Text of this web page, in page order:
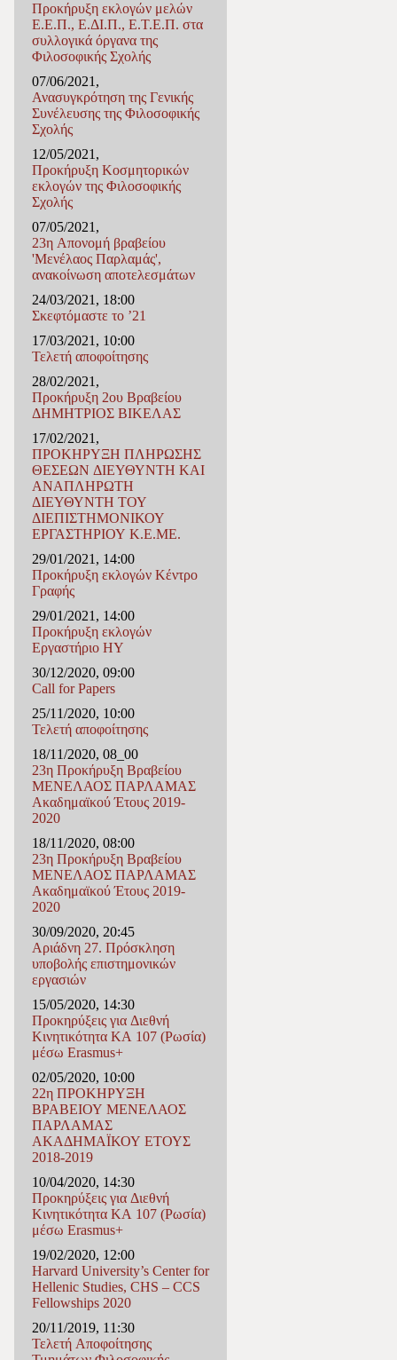
Προκήρυξη εκλογών μελών
Ε.Ε.Π., Ε.ΔΙ.Π., Ε.Τ.Ε.Π. στα
συλλογικά όργανα της
Φιλοσοφικής Σχολής
07/06/2021,
Ανασυγκρότηση της Γενικής
Συνέλευσης της Φιλοσοφικής
Σχολής
12/05/2021,
Προκήρυξη Κοσμητορικών
εκλογών της Φιλοσοφικής
Σχολής
07/05/2021,
23η Απονομή βραβείου
'Μενέλαος Παρλαμάς',
ανακοίνωση αποτελεσμάτων
24/03/2021, 18:00
Σκεφτόμαστε το ’21
17/03/2021, 10:00
Τελετή αποφοίτησης
28/02/2021,
Προκήρυξη 2ου Βραβείου
ΔΗΜΗΤΡΙΟΣ ΒΙΚΕΛΑΣ
17/02/2021,
ΠΡΟΚΗΡΥΞΗ ΠΛΗΡΩΣΗΣ
ΘΕΣΕΩΝ ΔΙΕΥΘΥΝΤΗ ΚΑΙ
ΑΝΑΠΛΗΡΩΤΗ
ΔΙΕΥΘΥΝΤΗ ΤΟΥ
ΔΙΕΠΙΣΤΗΜΟΝΙΚΟΥ
ΕΡΓΑΣΤΗΡΙΟΥ Κ.Ε.ΜΕ.
29/01/2021, 14:00
Προκήρυξη εκλογών Κέντρο
Γραφής
29/01/2021, 14:00
Προκήρυξη εκλογών
Εργαστήριο ΗΥ
30/12/2020, 09:00
Call for Papers
25/11/2020, 10:00
Τελετή αποφοίτησης
18/11/2020, 08_00
23η Προκήρυξη Βραβείου
ΜΕΝΕΛΑΟΣ ΠΑΡΛΑΜΑΣ
Ακαδημαϊκού Έτους 2019-
2020
18/11/2020, 08:00
23η Προκήρυξη Βραβείου
ΜΕΝΕΛΑΟΣ ΠΑΡΛΑΜΑΣ
Ακαδημαϊκού Έτους 2019-
2020
30/09/2020, 20:45
Αριάδνη 27. Πρόσκληση
υποβολής επιστημονικών
εργασιών
15/05/2020, 14:30
Προκηρύξεις για Διεθνή
Κινητικότητα ΚΑ 107 (Ρωσία)
μέσω Erasmus+
02/05/2020, 10:00
22η ΠΡΟΚΗΡΥΞΗ
ΒΡΑΒΕΙΟΥ ΜΕΝΕΛΑΟΣ
ΠΑΡΛΑΜΑΣ
ΑΚΑΔΗΜΑΪΚΟΥ ΕΤΟΥΣ
2018-2019
10/04/2020, 14:30
Προκηρύξεις για Διεθνή
Κινητικότητα ΚΑ 107 (Ρωσία)
μέσω Erasmus+
19/02/2020, 12:00
Harvard University’s Center for
Hellenic Studies, CHS – CCS
Fellowships 2020
20/11/2019, 11:30
Τελετή Αποφοίτησης